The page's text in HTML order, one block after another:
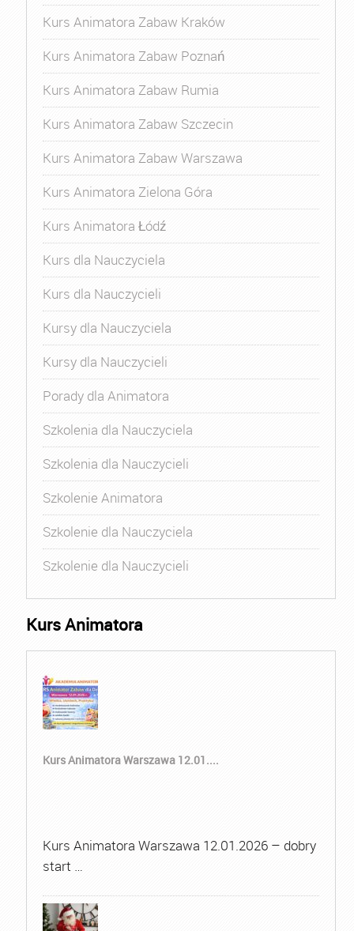
Kurs Animatora Zabaw Kraków
Kurs Animatora Zabaw Poznań
Kurs Animatora Zabaw Rumia
Kurs Animatora Zabaw Szczecin
Kurs Animatora Zabaw Warszawa
Kurs Animatora Zielona Góra
Kurs Animatora Łódź
Kurs dla Nauczyciela
Kurs dla Nauczycieli
Kursy dla Nauczyciela
Kursy dla Nauczycieli
Porady dla Animatora
Szkolenia dla Nauczyciela
Szkolenia dla Nauczycieli
Szkolenie Animatora
Szkolenie dla Nauczyciela
Szkolenie dla Nauczycieli
Kurs Animatora
Kurs Animatora Warszawa 12.01....
Kurs Animatora Warszawa 12.01.2026 – dobry
start …